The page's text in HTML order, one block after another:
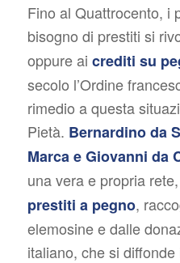
Fino al Quattrocento, i
bisogno di prestiti si
oppure ai crediti su
secolo l’Ordine
rimedio a questa
Pietà. Bernardino da
Marca e Giovanni da
una vera e propria
prestiti a pegno,
elemosine e dalle
italiano, che si